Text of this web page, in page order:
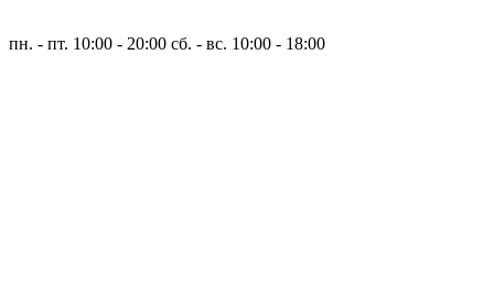
пн. - пт. 10:00 - 20:00 сб. - вс. 10:00 - 18:00